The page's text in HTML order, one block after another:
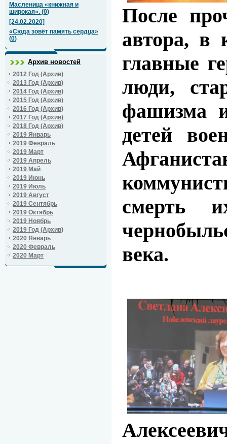
Масленица «книжная и
широкая». (0)
[24.02.2020]
«Сюда зовёт память сердца»
(0)
Архив новостей
2012 Год (Архив)
2013 Год (Архив)
2014 Год (Архив)
2015 Год (Архив)
2016 Год (Архив)
2017 Год (Архив)
2018 Год (Архив)
2019 Январь
2019 Февраль
2019 Март
2019 Апрель
2019 Май
2019 Июнь
2019 Июль
2019 Август
2019 Сентябрь
2019 Октябрь
2019 Ноябрь
2019 Год (Архив)
2020 Январь
2020 Февраль
2020 Март
После
автора, в
главные
люди,
фашизма
детей
смерть
века.